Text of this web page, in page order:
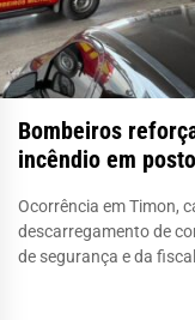
Bombeiros
incêndio em
Ocorrência em Timon,
descarregamento de
de segurança e da